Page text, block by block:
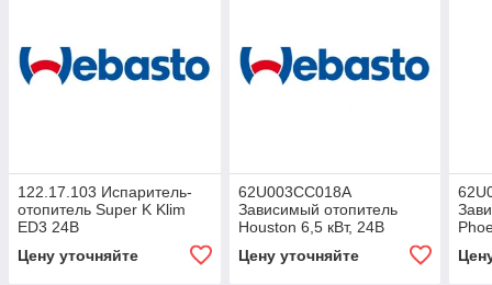
122.17.103 Испаритель-
отопитель Super K Klim
ED3 24В
Цену уточняйте
62U003CC018A
Зависимый отопитель
Houston 6,5 кВт, 24В
Цену уточняйте